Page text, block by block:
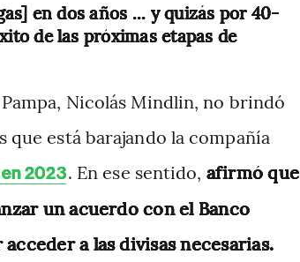
en dos años ... y quizás por 40-
de las próximas etapas de
Nicolás Mindlin, no brindó
está barajando la compañía
2023. En ese sentido, afirmó que
un acuerdo con el Banco
a las divisas necesarias.